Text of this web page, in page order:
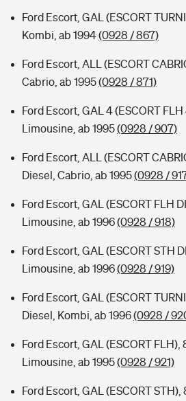
Ford Escort, GAL (ESCORT
Kombi, ab 1994(0928 / 867)
Ford Escort, ALL (ESCORT
Cabrio, ab 1995(0928 / 871)
Ford Escort, GAL 4 (ESCORT
Limousine, ab 1995(0928 / 907)
Ford Escort, ALL (ESCORT
Diesel, Cabrio, ab 1995(0928 /
Ford Escort, GAL (ESCORT FLH
Limousine, ab 1996(0928 / 918)
Ford Escort, GAL (ESCORT STH
Limousine, ab 1996(0928 / 919)
Ford Escort, GAL (ESCORT
Diesel, Kombi, ab 1996(0928 /
Ford Escort, GAL (ESCORT FLH),
Limousine, ab 1995(0928 / 921)
Ford Escort, GAL (ESCORT STH),